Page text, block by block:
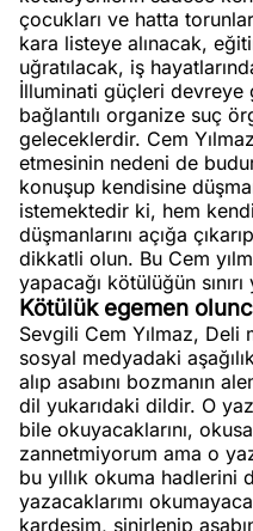
çocukları ve hatta
kara listeye alınacak,
uğratılacak, iş
İlluminati güçleri devreye
bağlantılı organize suç
geleceklerdir. Cem
etmesinin nedeni de
konuşup kendisine
istemektedir ki, hem
düşmanlarını açığa
dikkatli olun. Bu Cem
yapacağı kötülüğün
Kötülük egemen
Sevgili Cem Yılmaz, Deli
sosyal medyadaki
alıp asabını bozmanın
dil yukarıdaki dildir. O
bile okuyacaklarını,
zannetmiyorum ama o
bu yıllık okuma hadlerini
yazacaklarımı
kardeşim, sinirlenip